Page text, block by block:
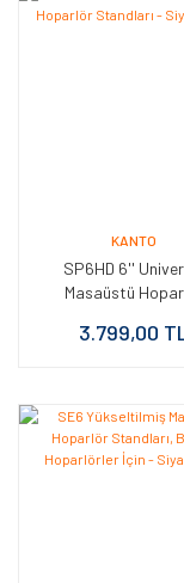
KANTO
SP6HD 6''
Masaüstü
3.799,00